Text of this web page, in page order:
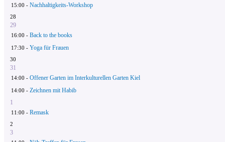
15:00 - Nachhaltigkeits-Workshop
28
29
16:00 - Back to the books
17:30 - Yoga für Frauen
30
31
14:00 - Offener Garten im Interkulturellen Garten Kiel
14:00 - Zeichnen mit Habib
1
11:00 - Remask
2
3